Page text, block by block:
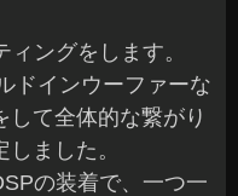
ングをします。
ドインウーファーな
て全体的な繋がり
ました。
の装着で、一つ一